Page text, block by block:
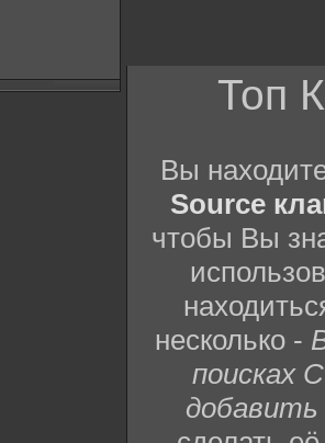
Топ
Вы
Source
чтобы Вы
несколько -
поисках
добавить